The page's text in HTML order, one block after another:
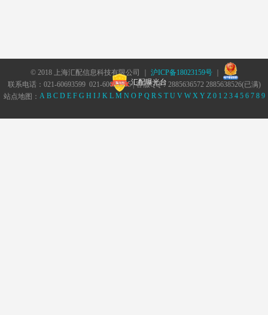
© 2018 上海汇配信息科技有限公司 ｜ 沪ICP备18023159号｜
汇配曝光台
联系电话：021-60693599 021-60693555 | 客服QQ：2885636572 2885638526(已满)
站点地图： A B C D E F G H I J K L M N O P Q R S T U V W X Y Z 0 1 2 3 4 5 6 7 8 9